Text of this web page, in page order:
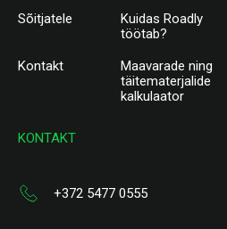
Sõitjatele
Kuidas Roadly
töötab?
Kontakt
Maavarade ning
täitematerjalide
kalkulaator
KONTAKT
+372 5477 0555